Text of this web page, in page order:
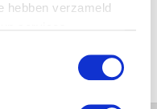
hebben verzameld
MISKRAMEN, IK